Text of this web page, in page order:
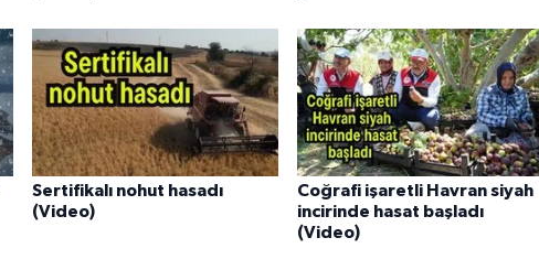
Sertifikalı nohut hasadı
(Video)
Coğrafi işaretli Havran siyah
incirinde hasat başladı
(Video)